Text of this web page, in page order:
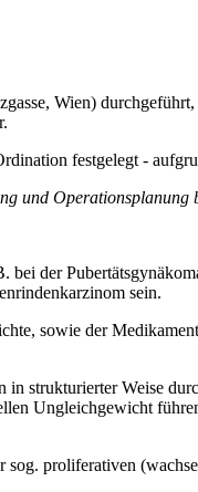
Wien)
festgelegt -
und Operationsplanung
bei der
sein.
sowie der
strukturierter Weise
Ungleichgewicht
proliferativen